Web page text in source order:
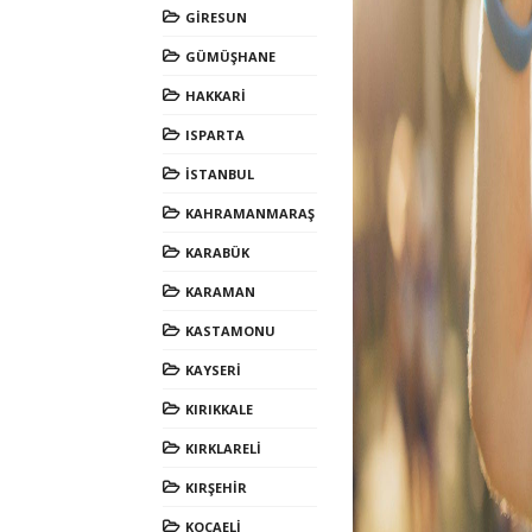
GİRESUN
GÜMÜŞHANE
HAKKARİ
ISPARTA
İSTANBUL
KAHRAMANMARAŞ
KARABÜK
KARAMAN
KASTAMONU
KAYSERİ
KIRIKKALE
KIRKLARELİ
KIRŞEHİR
KOCAELİ